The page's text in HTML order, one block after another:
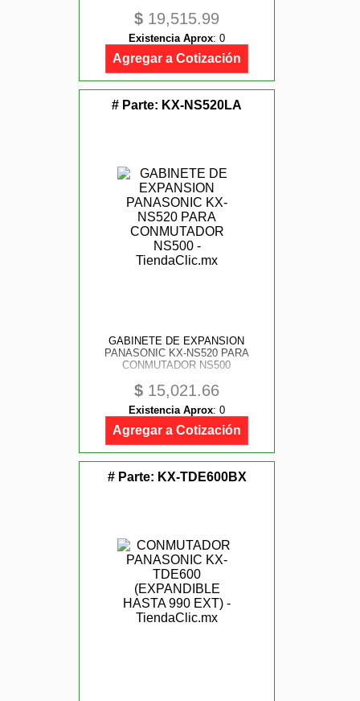
$ 19,515.99
Existencia Aprox: 0
Agregar a Cotización
# Parte: KX-NS520LA
GABINETE DE EXPANSION
PANASONIC KX-NS520 PARA
CONMUTADOR NS500
$ 15,021.66
Existencia Aprox: 0
Agregar a Cotización
# Parte: KX-TDE600BX